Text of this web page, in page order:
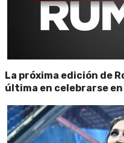
La próxima edición de
última en celebrarse